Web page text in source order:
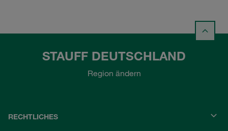
STAUFF DEUTSCHLAND
Region ändern
RECHTLICHES